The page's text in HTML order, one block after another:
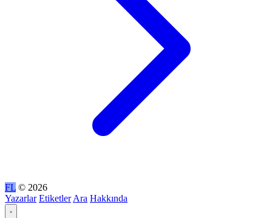
FL © 2026
Yazarlar Etiketler Ara Hakkında